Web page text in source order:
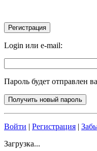
Login или e-mail:
Пароль будет отправлен
Войти | Регистрация |
Загрузка...